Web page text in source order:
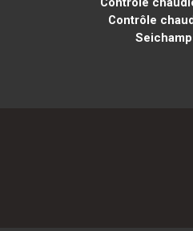
Contrôle